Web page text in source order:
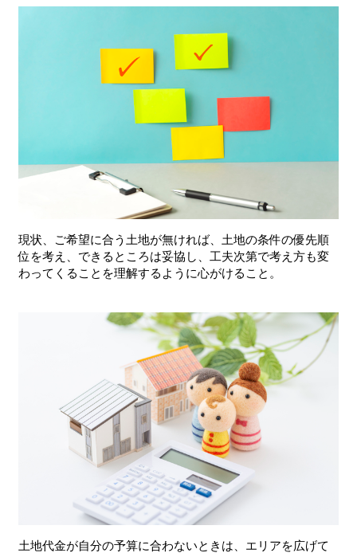
現状、ご希望に合う土地が無ければ、土地の条件の優先順
位を考え、できるところは妥協し、工夫次第で考え方も変
わってくることを理解するように心がけること。
土地代金が自分の予算に合わないときは、エリアを広げて